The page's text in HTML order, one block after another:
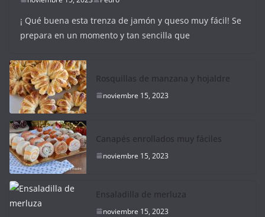
¡ Qué buena esta trenza de jamón y queso muy fácil! Se
prepara en un momento y tan sencilla que
Rosquillas de manzana y hojaldre
noviembre 15, 2023
Canapés enrollados muy fáciles
noviembre 15, 2023
Ensaladilla de merluza
noviembre 15, 2023